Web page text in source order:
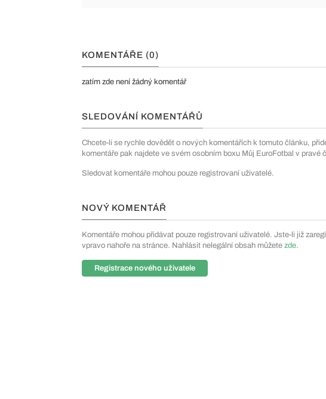
KOMENTÁŘE (0)
zatím zde není žádný komentář
SLEDOVÁNÍ KOMENTÁŘŮ
Chcete-li se rychle dovědět o nových komentářích k tomuto článku,
komentáře pak najdete ve svém osobním boxu Můj EuroFotbal v pravé
Sledovat komentáře mohou pouze registrovaní uživatelé.
NOVÝ KOMENTÁŘ
Komentáře mohou přidávat pouze registrovaní uživatelé. Jste-li již
vpravo nahoře na stránce. Nahlásit nelegální obsah můžete zde.
Registrace nového uživatele